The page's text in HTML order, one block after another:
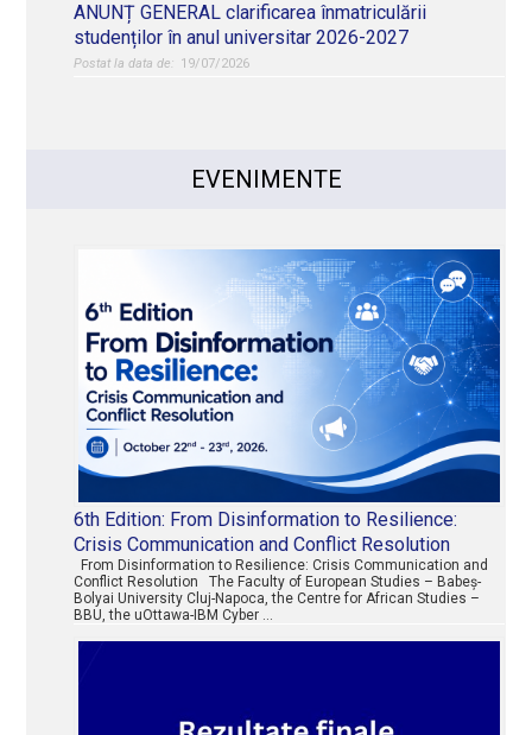
ANUNȚ GENERAL clarificarea înmatriculării
studenților în anul universitar 2026-2027
19/07/2026
EVENIMENTE
6th Edition: From Disinformation to Resilience:
Crisis Communication and Conflict Resolution
From Disinformation to Resilience: Crisis Communication and
Conflict Resolution The Faculty of European Studies – Babeș-
Bolyai University Cluj-Napoca, the Centre for African Studies –
BBU, the uOttawa-IBM Cyber …